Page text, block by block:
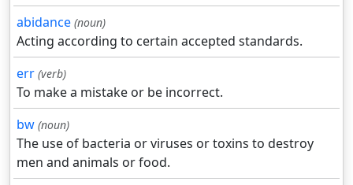
abidance (noun)
Acting according to certain accepted standards.
err (verb)
To make a mistake or be incorrect.
bw (noun)
The use of bacteria or viruses or toxins to destroy
men and animals or food.